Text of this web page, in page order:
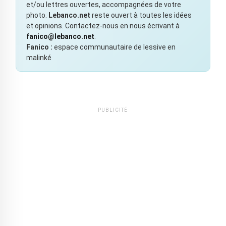
et/ou lettres ouvertes, accompagnées de votre
photo.
Lebanco.net reste ouvert à toutes les idées
et opinions. Contactez-nous en nous écrivant à
fanico@lebanco.net
Fanico : espace communautaire de lessive en
malinké
PUBLICITÉ